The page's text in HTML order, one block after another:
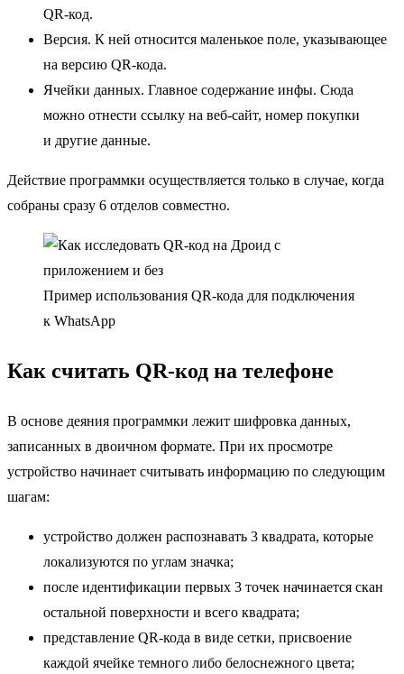
QR-код.
Версия. К ней относится маленькое поле, указывающее
на версию QR-кода.
Ячейки данных. Главное содержание инфы. Сюда
можно отнести ссылку на веб-сайт, номер покупки
и другие данные.
Действие программки осуществляется только в случае, когда
собраны сразу 6 отделов совместно.
Пример использования QR-кода для подключения
к WhatsApp
Как считать QR-код на телефоне
В основе деяния программки лежит шифровка данных,
записанных в двоичном формате. При их просмотре
устройство начинает считывать информацию по следующим
шагам:
устройство должен распознавать 3 квадрата, которые
локализуются по углам значка;
после идентификации первых 3 точек начинается скан
остальной поверхности и всего квадрата;
представление QR-кода в виде сетки, присвоение
каждой ячейке темного либо белоснежного цвета;